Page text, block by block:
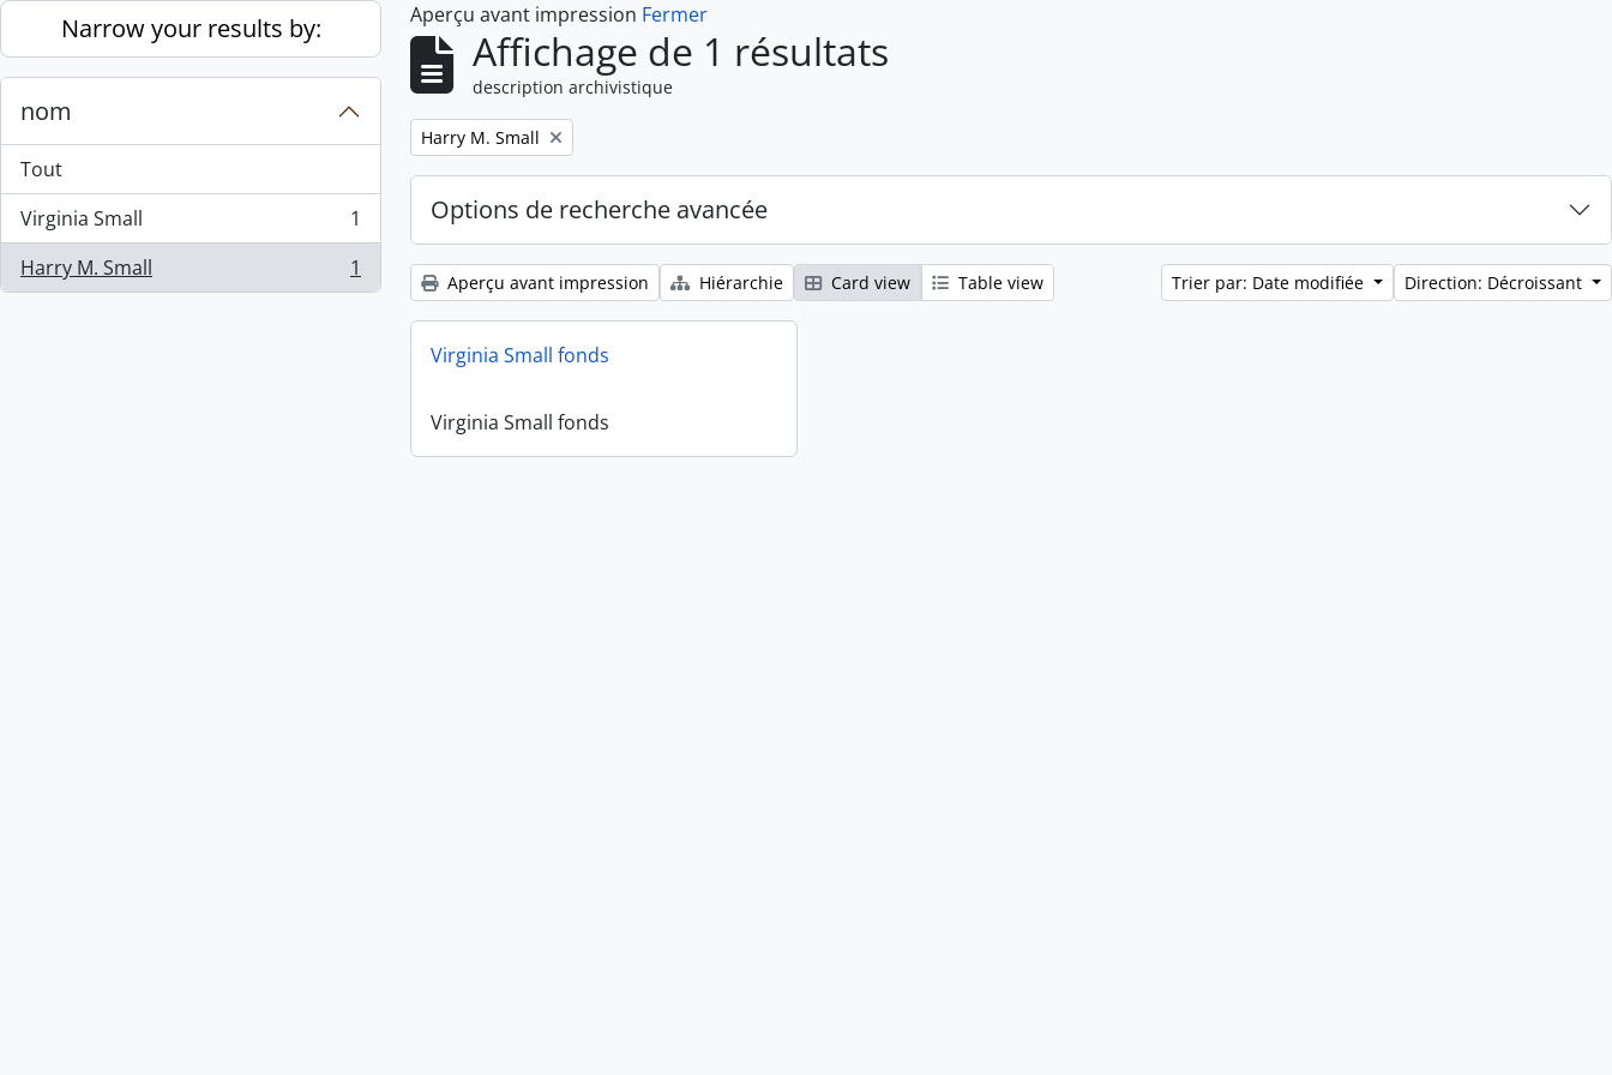
Skip to main content
Narrow your results by:
nom
Tout
Virginia Small
, 1 résultats
1
Harry M. Small
, 1 résultats 1
Aperçu avant impression Fermer
Affichage de 1 résultats
description archivistique
Remove filter:
Harry M. Small
Options de recherche avancée
Aperçu avant impression Hiérarchie Card view Table view Trier par: Date modifiée Direction: Décroissant
Virginia Small fonds
Virginia Small fonds